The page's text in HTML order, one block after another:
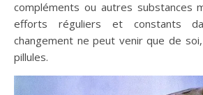
compléments ou autres substances
efforts réguliers et constants
changement ne peut venir que de
pillules.